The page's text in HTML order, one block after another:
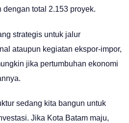
total 2.153 proyek.
strategis untuk jalur
ataupun kegiatan ekspor-impor,
jika pertumbuhan ekonomi
sedang kita bangun untuk
Jika Kota Batam maju,